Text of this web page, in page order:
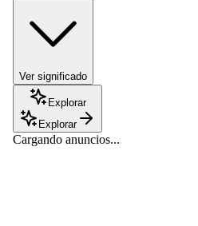
Ver significado
Explorar
Explorar
Cargando anuncios...